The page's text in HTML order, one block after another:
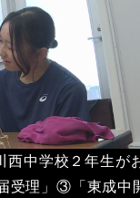
中学校２年生が
受理」③「東成中